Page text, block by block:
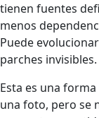
tienen fuentes
menos
Puede
parches invisibles.
Esta es una
una foto, pero se